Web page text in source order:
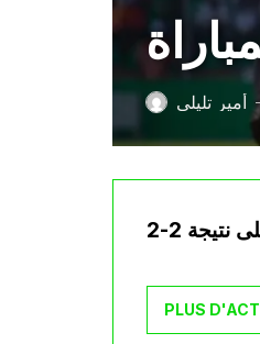
أمير تليلي
PLUS